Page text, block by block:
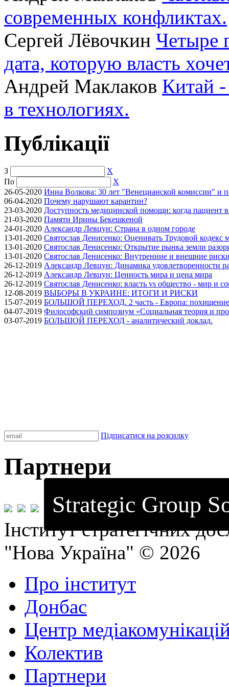
современных конфликтах.
Сергей Лёвочкин Четыре
дата, которую власть
Андрей Маклаков Китай
в технологиях.
Публікації
З
X
По
X
26-05-2020 Инна Волкова: 30 лет "Венецианской комиссии" и
06-04-2020 Почему нарушают карантин?
23-03-2020 Доступность медицинской помощи: когда пациент
21-03-2020 Памяти Ирины Бекешкеной
24-01-2020 Александр Левцун: Страна в одном городе
13-01-2020 Святослав Денисенко: Оценивать Трудовой кодекс
13-01-2020 Святослав Денисенко: Открытие рынка земли
13-01-2020 Святослав Денисенко: Внутренние и внешние
26-12-2019 Александр Левцун: Динамика удовлетворенности
26-12-2019 Александр Левцун: Ценность мира и цена мира
26-12-2019 Святослав Денисенко: власть vs общество - мир и
12-08-2019 ВЫБОРЫ В УКРАИНЕ: ИТОГИ И РИСКИ
15-07-2019 БОЛЬШОЙ ПЕРЕХОД. 2 часть - Европа: похищение
04-07-2019 Философский симпозиум «Социальная теория и
03-07-2019 БОЛЬШОЙ ПЕРЕХОД - аналитический доклад.
Підписатися на розсилку
Партнери
Strategic Group
Інститут стратегічних
"Нова Україна" © 2026
Про інститут
Донбас
Центр
Колектив
Партнери